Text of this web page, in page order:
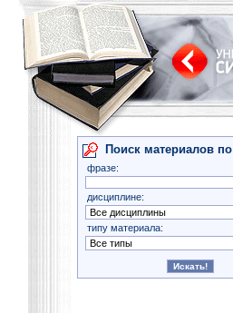
Поиск материалов по
фразе:
дисциплине:
типу материала: